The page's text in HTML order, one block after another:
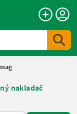
nakladač